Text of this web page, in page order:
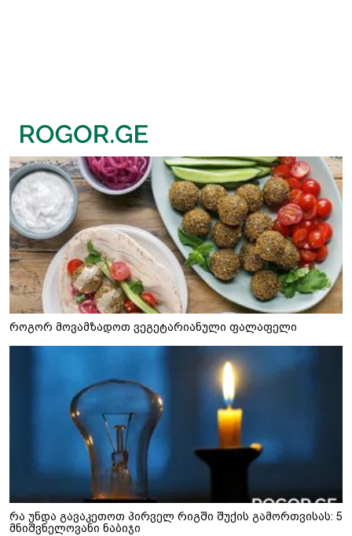
როგორ მოვამზადოთ ვეგეტარიანული ფალაფელი
რა უნდა გავაკეთოთ პირველ რიგში შუქის გამორთვისას: 5
მნიშვნელოვანი ნაბიჯი